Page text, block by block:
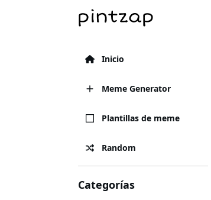
Inicio
Meme Generator
Plantillas de meme
Random
Categorías